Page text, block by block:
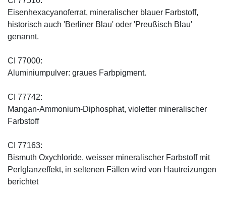
Eisenhexacyanoferrat, mineralischer blauer Farbstoff,
historisch auch 'Berliner Blau' oder 'Preußisch Blau'
genannt.
CI 77000:
Aluminiumpulver: graues Farbpigment.
CI 77742:
Mangan-Ammonium-Diphosphat, violetter mineralischer
Farbstoff
CI 77163:
Bismuth Oxychloride, weisser mineralischer Farbstoff mit
Perlglanzeffekt, in seltenen Fällen wird von Hautreizungen
berichtet